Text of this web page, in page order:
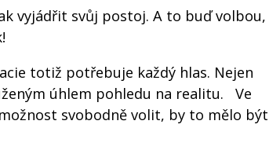
vyjádřit svůj postoj. A to buď volbou,
totiž potřebuje každý hlas. Nejen
úhlem pohledu na realitu. Ve
svobodně volit, by to mělo být